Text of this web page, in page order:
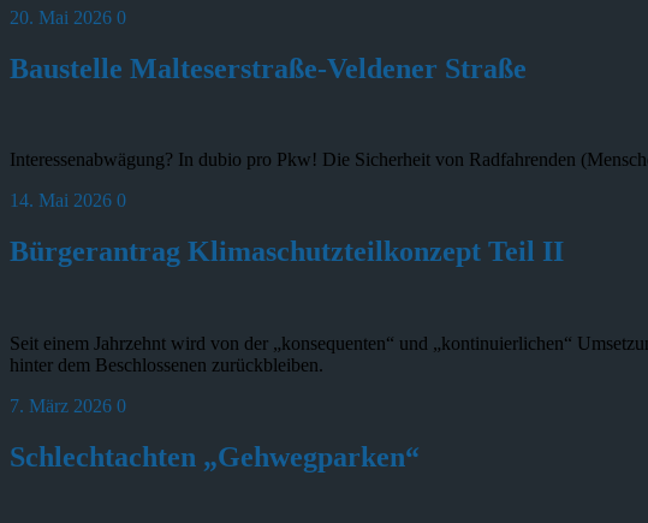
20. Mai 2026 0
Baustelle Malteserstraße-Veldener Straße
Interessenabwägung? In dubio pro Pkw! Die Sicherheit von Radfahrenden
14. Mai 2026 0
Bürgerantrag Klimaschutzteilkonzept Teil II
Seit einem Jahrzehnt wird von der „konsequenten“ und „kontinuierlichen“
hinter dem Beschlossenen zurückbleiben.
7. März 2026 0
Schlechtachten „Gehwegparken“